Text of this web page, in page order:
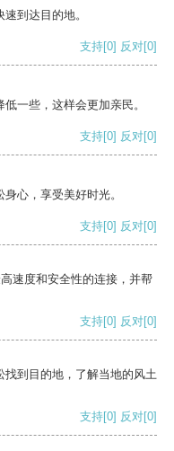
到达目的地。
支持[0] 反对[0]
一些，这样会更加亲民。
支持[0] 反对[0]
心，享受美好时光。
支持[0] 反对[0]
速度和安全性的连接，并帮
支持[0] 反对[0]
找到目的地，了解当地的风土
支持[0] 反对[0]